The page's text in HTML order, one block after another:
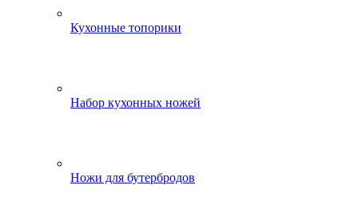
Кухонные топорики
Набор кухонных ножей
Ножи для бутербродов